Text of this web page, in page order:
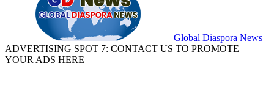
Global Diaspora News
ADVERTISING SPOT 7: CONTACT US TO PROMOTE
YOUR ADS HERE